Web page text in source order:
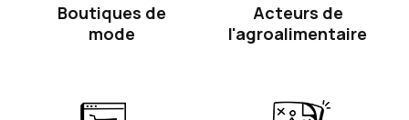
Boutiques de
mode
Acteurs de
l'agroalimentaire